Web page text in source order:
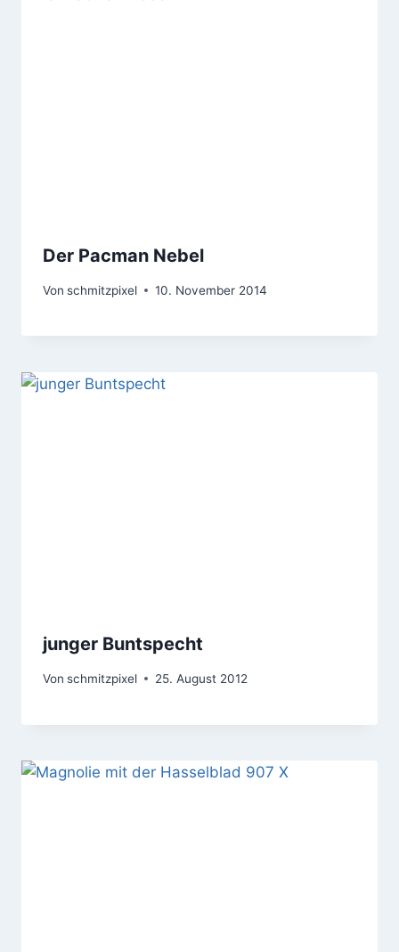
Der Pacman Nebel
Von schmitzpixel 10. November 2014
junger Buntspecht
Von schmitzpixel 25. August 2012